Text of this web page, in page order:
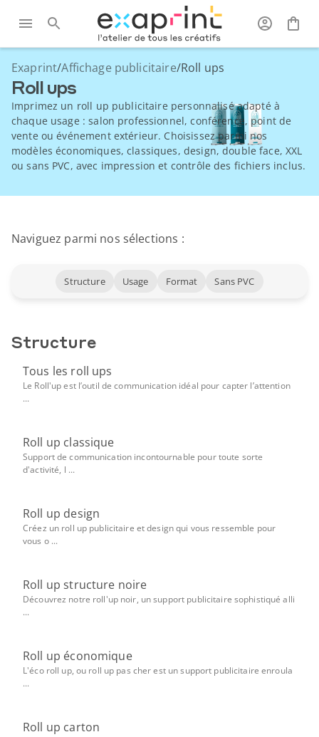
Exaprint/Affichage publicitaire/Roll ups
Roll ups
Imprimez un roll up publicitaire personnalisé adapté à
chaque usage : salon professionnel, conférence, point de
vente ou événement extérieur. Choisissez parmi nos
modèles économiques, classiques, design, double face, XXL
ou sans PVC, avec impression et contrôle des fichiers inclus.
Naviguez parmi nos sélections :
Structure Usage Format Sans PVC
Structure
Tous les roll ups
Le Roll'up est l’outil de communication idéal pour capter l’attention
...
Roll up classique
Support de communication incontournable pour toute sorte
d'activité, l ...
Roll up design
Créez un roll up publicitaire et design qui vous ressemble pour
vous o ...
Roll up structure noire
Découvrez notre roll'up noir, un support publicitaire sophistiqué alli
...
Roll up économique
L'éco roll up, ou roll up pas cher est un support publicitaire enroula
...
Roll up carton